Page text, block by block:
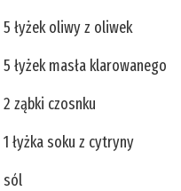
5 łyżek oliwy z oliwek
5 łyżek masła klarowanego
2 ząbki czosnku
1 łyżka soku z cytryny
sól